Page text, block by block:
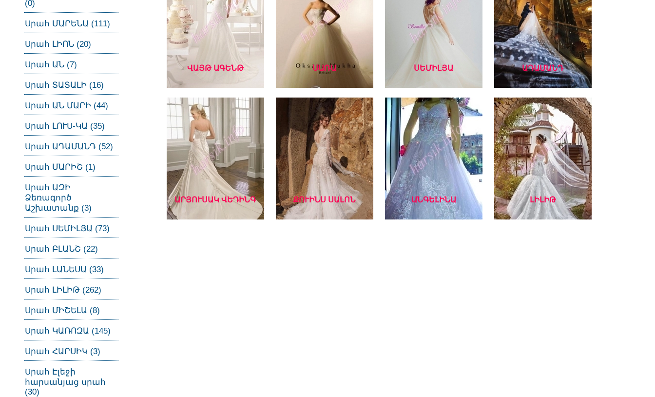
(0)
Սրահ ՄԱՐԵՆԱ (111)
Սրահ ԼԻՈՆ (20)
Սրահ ԱՆ (7)
Սրահ ՏԱՏԱԼԻ (16)
Սրահ ԱՆ ՄԱՐԻ (44)
Սրահ ԼՈՒՍ-ԿԱ (35)
Սրահ ԱԴԱՄԱՆԴ (52)
Սրահ ՄԱՐԻՇ (1)
Սրահ ԱԶԻ
Ձեռագործ
Աշխատանք (3)
Սրահ ՍԵՄԻԼՅԱ (73)
Սրահ ԲԼԱՆՇ (22)
Սրահ ԼԱՆԵՍԱ (33)
Սրահ ԼԻԼԻԹ (262)
Սրահ ՄԻՇԵԼԱ (8)
Սրահ ԿԱՌՈԶԱ (145)
Սրահ ՀԱՐՍԻԿ (3)
Սրահ Էլեջի
հարսանյաց սրահ
(30)
ՎԱՅԹ ԱԳԵՆԹ ՍԱՌԱ ՍԵՄԻԼՅԱ ԱԴԱՄԱՆԴ
ԱՐՅՈՒՍԱԿ ՎԵԴԻՆԳ ՔՈՒԻՆՍ ՍԱԼՈՆ ԱՆԳԵԼԻՆԱ ԼԻԼԻԹ